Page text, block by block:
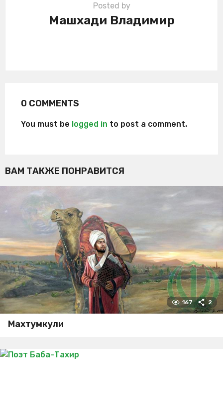
Posted by
Машхади Владимир
0 COMMENTS
You must be logged in to post a comment.
ВАМ ТАКЖЕ ПОНРАВИТСЯ
167 2
Махтумкули